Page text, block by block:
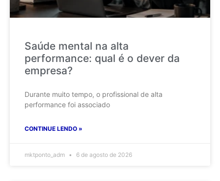
Saúde mental na alta
performance: qual é o dever da
empresa?
Durante muito tempo, o profissional de alta
performance foi associado
CONTINUE LENDO »
mktponto_adm 6 de agosto de 2026